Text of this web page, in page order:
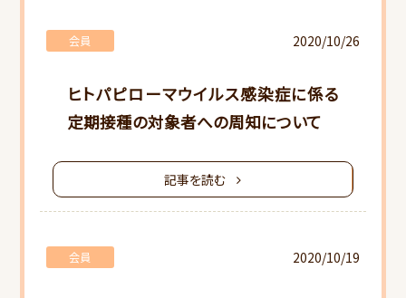
ヒトパピローマウイルス感染症に係る
定期接種の対象者への周知について
会員 2020/10/26
記事を読む
会員 2020/10/19
当会について
行事スケジュール
会員向けご案内